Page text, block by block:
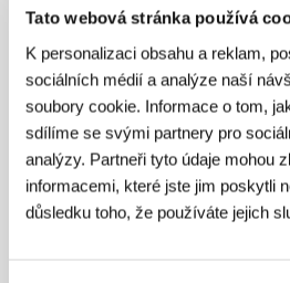
Tato webová stránka používá
K personalizaci obsahu a reklam,
sociálních médií a analýze naší
soubory cookie. Informace o tom,
sdílíme se svými partnery pro
analýzy. Partneři tyto údaje mohou
informacemi, které jste jim poskytli
důsledku toho, že používáte jejich
Napsáno
(Written)
Režie: Kim Byung-woo / Jižní
Poppy Shakespeare
(Poppy Shakespeare)